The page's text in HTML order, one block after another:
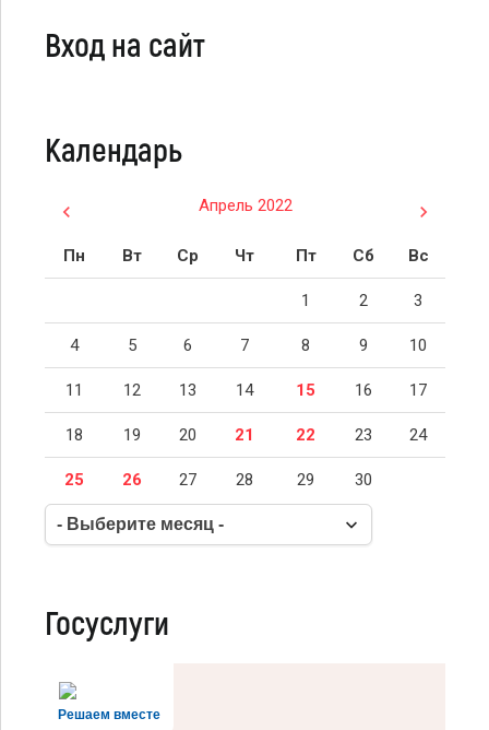
Вход на сайт
Календарь
Апрель 2022
Пн Вт Ср Чт Пт Сб Вс
1 2 3
4 5 6 7 8 9 10
11 12 13 14 15 16 17
18 19 20 21 22 23 24
25 26 27 28 29 30
Госуслуги
Решаем вместе